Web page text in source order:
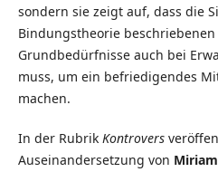
sondern sie zeigt auf, dass die
Bindungstheorie
Grundbedürfnisse auch bei
muss, um ein befriedigendes
machen.
In der Rubrik Kontrovers
Auseinandersetzung von